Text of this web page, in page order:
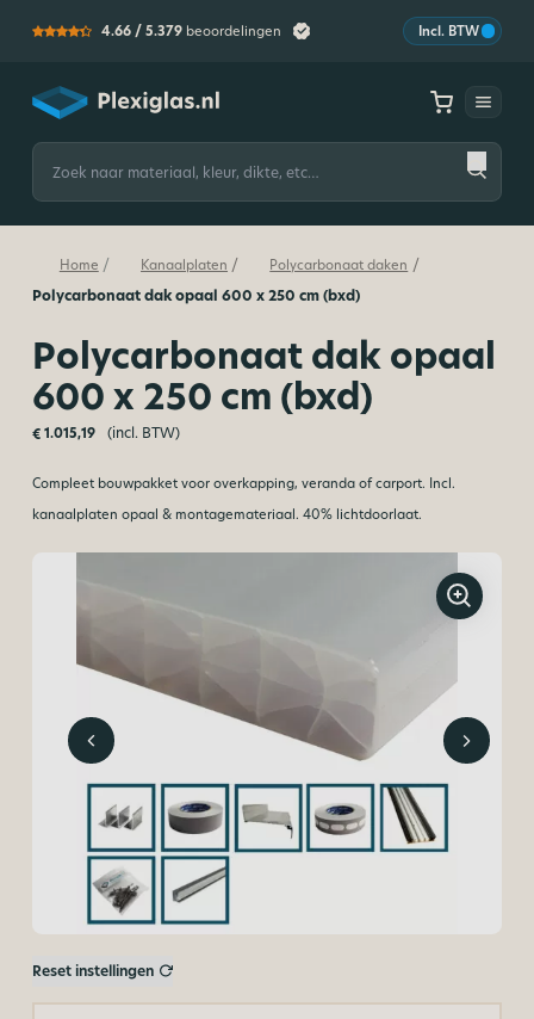
4.66 / 5.379 beoordelingen Incl. BTW
Plexiglas
Zoeken
naar:
Home / Kanaalplaten / Polycarbonaat daken /
Polycarbonaat dak opaal 600 x 250 cm (bxd)
Polycarbonaat dak opaal
600 x 250 cm (bxd)
€1.015,19 (incl. BTW)
Compleet bouwpakket voor overkapping, veranda of carport. Incl.
kanaalplaten opaal & montagemateriaal. 40% lichtdoorlaat.
Reset instellingen